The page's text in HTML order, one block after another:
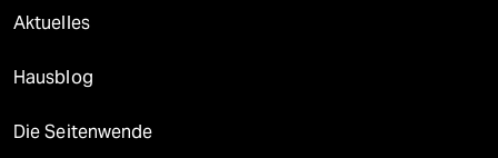
Aktuelles
Hausblog
Die Seitenwende